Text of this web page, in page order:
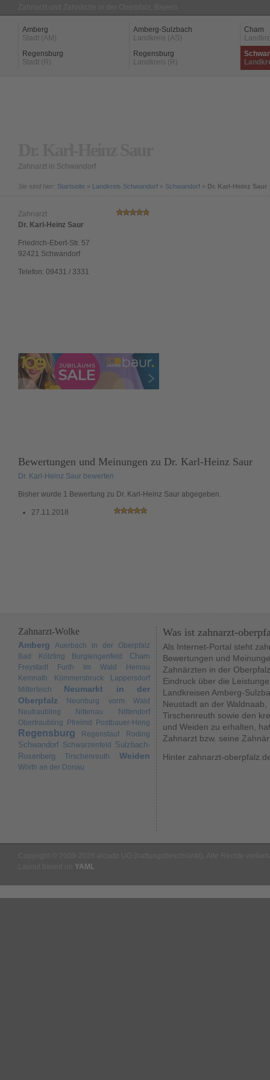
Amberg
Stadt (AM)
Amberg-Sulzbach
Landkreis (AS)
Cham
Regensburg
Stadt (R)
Regensburg
Landkreis (R)
Zahnarzt in Schwandorf
Sie sind hier: Startseite » Landkreis Schwandorf » Schwandorf » Dr. Karl-Heinz Saur
Zahnarzt
Dr. Karl-Heinz Saur
Friedrich-Ebert-Str. 57
92421 Schwandorf
Telefon: 09431 / 3331
Bewertungen und Meinungen zu Dr. Karl-Heinz Saur
Dr. Karl-Heinz Saur bewerten
Bisher wurde 1 Bewertung zu Dr. Karl-Heinz Saur abgegeben.
27.11.2018
Zahnarzt-Wolke
Amberg
Auerbach in der Oberpfalz
Bad Kötzting
Burglengenfeld Cham
Freystadt Furth im Wald
Hemau
Kemnath
Kümmersbruck
Lappersdorf
Mitterteich
Neumarkt in der
Oberpfalz
Neunburg vorm Wald
Neutraubling
Nittenau
Nittendorf
Obertraubling
Pfreimd Postbauer-Heng
Regensburg Regenstauf Roding
Schwandorf Schwarzenfeld
Sulzbach-
Rosenberg
Tirschenreuth Weiden
Wörth an der Donau
Was ist zahnarzt-
Als Internet-Portal steht
Bewertungen und
Zahnärzten in der
Eindruck über die
Landkreisen Amberg-
Neustadt an der
Tirschenreuth sowie den
und Weiden zu erhalten,
Zahnarzt bzw. seine
Hinter zahnarzt-
YAML